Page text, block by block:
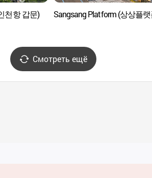
천항 갑문) Sangsang Platform (상상플
Смотреть ещё